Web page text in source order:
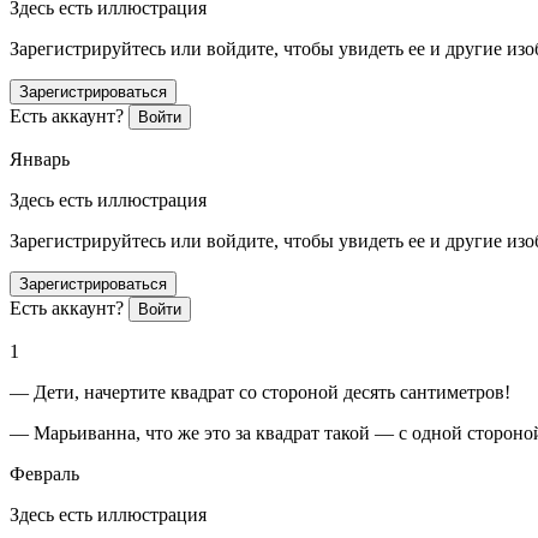
Здесь есть иллюстрация
Зарегистрируйтесь или войдите, чтобы увидеть ее и другие
Зарегистрироваться
Есть аккаунт? Войти
Январь
Здесь есть иллюстрация
Зарегистрируйтесь или войдите, чтобы увидеть ее и другие
Зарегистрироваться
Есть аккаунт? Войти
1
— Дети, начертите квадрат со стороной десять сантиметров!
— Марьиванна, что же это за квадрат такой — с одной
Февраль
Здесь есть иллюстрация